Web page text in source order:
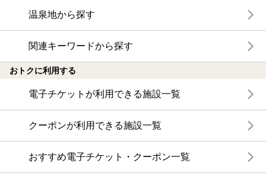
温泉地から探す
関連キーワードから探す
おトクに利用する
電子チケットが利用できる施設一覧
クーポンが利用できる施設一覧
おすすめ電子チケット・クーポン一覧